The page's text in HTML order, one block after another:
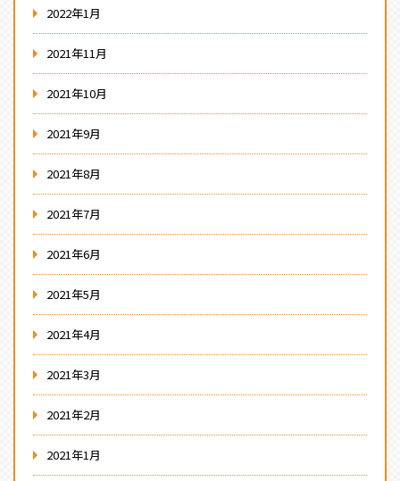
2022年1月
2021年11月
2021年10月
2021年9月
2021年8月
2021年7月
2021年6月
2021年5月
2021年4月
2021年3月
2021年2月
2021年1月